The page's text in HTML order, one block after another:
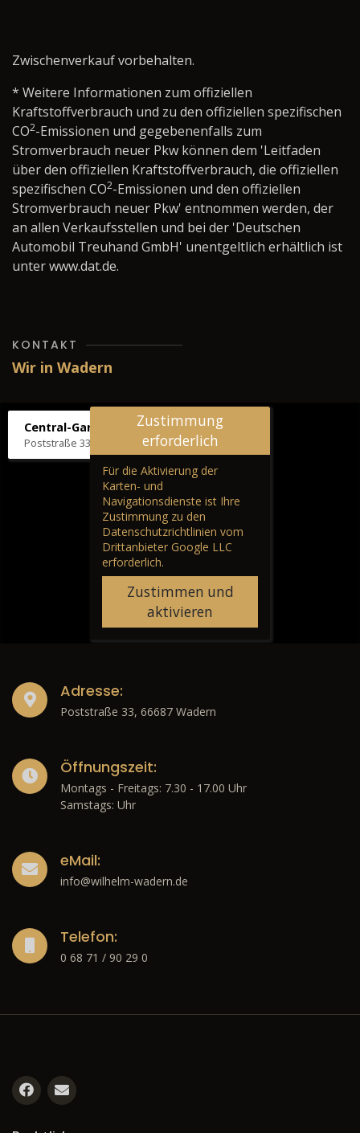
Zwischenverkauf vorbehalten.
* Weitere Informationen zum offiziellen
Kraftstoffverbrauch und zu den offiziellen spezifischen
CO2-Emissionen und gegebenenfalls zum
Stromverbrauch neuer Pkw können dem 'Leitfaden
über den offiziellen Kraftstoffverbrauch, die offiziellen
spezifischen CO2-Emissionen und den offiziellen
Stromverbrauch neuer Pkw' entnommen werden, der
an allen Verkaufsstellen und bei der 'Deutschen
Automobil Treuhand GmbH' unentgeltlich erhältlich ist
unter www.dat.de.
KONTAKT
Wir in Wadern
Central-Garage H. Wilhelm
Poststraße 33, 66687 Wadern
Zustimmung
erforderlich
Für die Aktivierung der
Karten- und
Navigationsdienste ist Ihre
Zustimmung zu den
Datenschutzrichtlinien vom
Drittanbieter Google LLC
erforderlich.
Zustimmen und
aktivieren
Adresse:
Poststraße 33, 66687 Wadern
Öffnungszeit:
Montags - Freitags: 7.30 - 17.00 Uhr
Samstags: Uhr
eMail:
info@wilhelm-wadern.de
Telefon:
0 68 71 / 90 29 0